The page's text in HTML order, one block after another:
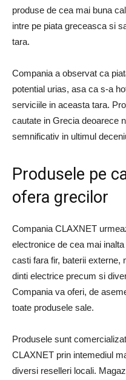
produse de cea mai buna
intre pe piata greceasca si
tara.
Compania a observat ca
potential urias, asa ca s-a
serviciile in aceasta tara.
cautate in Grecia deoarece
semnificativ in ultimul
Produsele pe
ofera grecilor
Compania CLAXNET
electronice de cea mai
casti fara fir, baterii externe,
dinti electrice precum si
Compania va oferi, de
toate produsele sale.
Produsele sunt
CLAXNET prin intemediul
diversi reselleri locali.